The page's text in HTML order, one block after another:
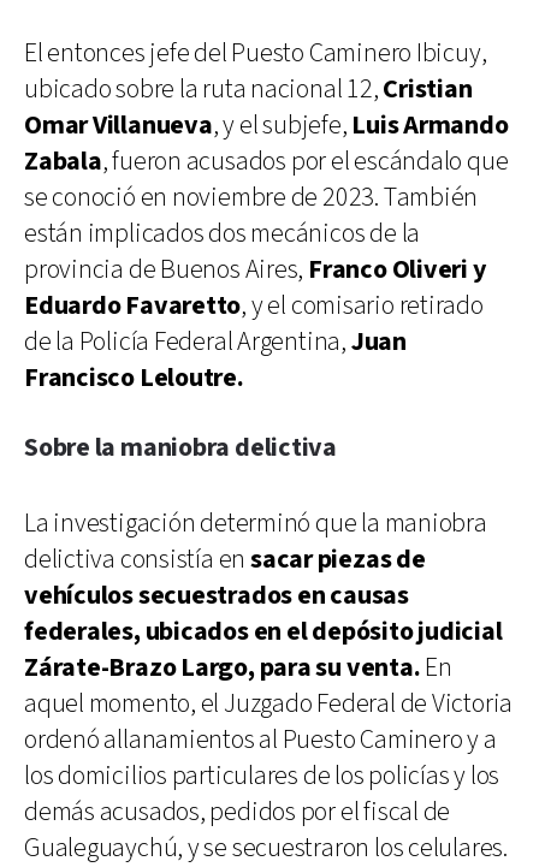
El entonces jefe del Puesto Caminero Ibicuy,
ubicado sobre la ruta nacional 12,Cristian
Omar Villanueva, y el subjefe, Luis Armando
Zabala, fueron acusados por el escándalo que
se conoció en noviembre de 2023. También
están implicados dos mecánicos de la
provincia de Buenos Aires, Franco Oliveri y
Eduardo Favaretto, y el comisario retirado
de la Policía Federal Argentina,Juan
Francisco Leloutre.
Sobre la maniobra delictiva
La investigación determinó que la maniobra
delictiva consistía en sacar piezas de
vehículos secuestrados en causas
federales, ubicados en el depósito judicial
Zárate-Brazo Largo, para su venta.En
aquel momento, el Juzgado Federal de Victoria
ordenó allanamientos al Puesto Caminero y a
los domicilios particulares de los policías y los
demás acusados, pedidos por el fiscal de
Gualeguaychú, y se secuestraron los celulares.